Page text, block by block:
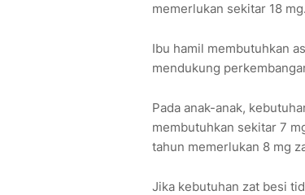
memerlukan sekitar 18 mg.
Ibu hamil membutuhkan
mendukung
Pada anak-anak,
membutuhkan sekitar 7
tahun memerlukan 8 mg
Jika kebutuhan zat besi